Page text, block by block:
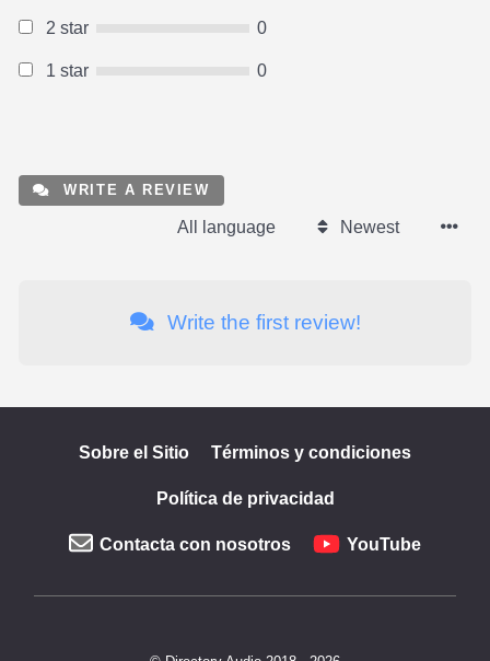
2 star 0
1 star 0
WRITE A REVIEW
All language Newest
Write the first review!
Sobre el Sitio Términos y condiciones
Política de privacidad
Contacta con nosotros YouTube